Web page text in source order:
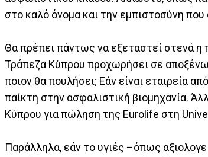
στο καλό όνομα και την εμπιστοσύνη
Θα πρέπει πάντως να εξεταστεί στενά η
Τράπεζα Κύπρου προχωρήσει σε
ποιον θα πουλήσει; Εάν είναι εταιρεία
παίκτη στην ασφαλιστική βιομηχανία.
Κύπρου για πώληση της Eurolife στη
Παράλληλα, εάν το υγιές –όπως